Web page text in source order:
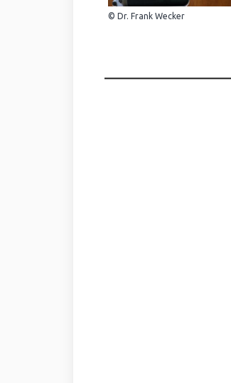
© Dr. Frank Wecker